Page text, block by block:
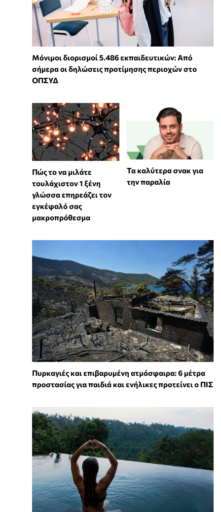
Μόνιμοι διορισμοί 5.486 εκπαιδευτικών: Από
σήμερα οι δηλώσεις προτίμησης περιοχών στο
ΟΠΣΥΔ
⁠Πώς το να μιλάτε
τουλάχιστον 1 ξένη
γλώσσα επηρεάζει τον
εγκέφαλό σας
μακροπρόθεσμα
Τα καλύτερα σνακ για
την παραλία
Πυρκαγιές και επιβαρυμένη ατμόσφαιρα: 6 μέτρα
προστασίας για παιδιά και ενήλικες προτείνει ο ΠΙΣ